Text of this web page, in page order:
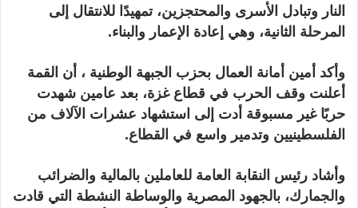
النار وتبادل الأسرى والمحتجزين، تمهيدًا للانتقال إلى
المرحلة الثانية، وهي إعادة الإعمار والبناء.
وأكد أمين أمانة العمال بحزب الجبهة الوطنية ، أن القمة
أعلنت وقف الحرب في قطاع غزة، بعد عامين شهدت
حربًا غير مسبوقة أدت إلى استشهاد عشرات الآلاف من
الفلسطينيين وتدمير واسع في القطاع.
وأشاد رئيس النقابة العامة للعاملين بالمالية والضرائب
والجمارك، بالجهود المصرية والوساطة النشطة التي قادت